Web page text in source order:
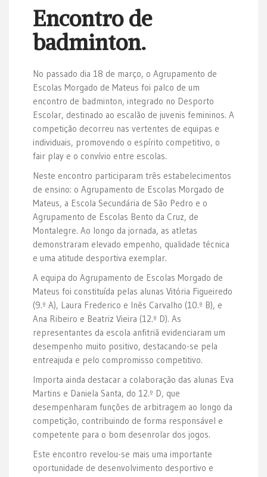
Encontro de
badminton.
No passado dia 18 de março, o Agrupamento de
Escolas Morgado de Mateus foi palco de um
encontro de badminton, integrado no Desporto
Escolar, destinado ao escalão de juvenis femininos. A
competição decorreu nas vertentes de equipas e
individuais, promovendo o espírito competitivo, o
fair play e o convívio entre escolas.
Neste encontro participaram três estabelecimentos
de ensino: o Agrupamento de Escolas Morgado de
Mateus, a Escola Secundária de São Pedro e o
Agrupamento de Escolas Bento da Cruz, de
Montalegre. Ao longo da jornada, as atletas
demonstraram elevado empenho, qualidade técnica
e uma atitude desportiva exemplar.
A equipa do Agrupamento de Escolas Morgado de
Mateus foi constituída pelas alunas Vitória Figueiredo
(9.º A), Laura Frederico e Inês Carvalho (10.º B), e
Ana Ribeiro e Beatriz Vieira (12.º D). As
representantes da escola anfitriã evidenciaram um
desempenho muito positivo, destacando-se pela
entreajuda e pelo compromisso competitivo.
Importa ainda destacar a colaboração das alunas Eva
Martins e Daniela Santa, do 12.º D, que
desempenharam funções de arbitragem ao longo da
competição, contribuindo de forma responsável e
competente para o bom desenrolar dos jogos.
Este encontro revelou-se mais uma importante
oportunidade de desenvolvimento desportivo e